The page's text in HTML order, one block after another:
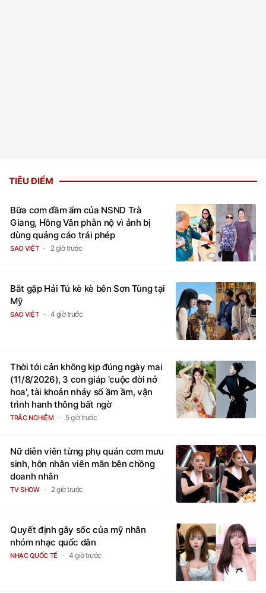
TIÊU ĐIỂM
Bữa cơm đầm ấm của NSND Trà
Giang, Hồng Vân phẫn nộ vì ảnh bị
dùng quảng cáo trái phép
SAO VIỆT 2 giờ trước
Bắt gặp Hải Tú kè kè bên Sơn Tùng tại
Mỹ
SAO VIỆT 4 giờ trước
Thời tới cản không kịp đúng ngày mai
(11/8/2026), 3 con giáp 'cuộc đời nở
hoa', tài khoản nhảy số ầm ầm, vận
trình hanh thông bất ngờ
TRẮC NGHIỆM 5 giờ trước
Nữ diễn viên từng phụ quán cơm mưu
sinh, hôn nhân viên mãn bên chồng
doanh nhân
TV SHOW 2 giờ trước
Quyết định gây sốc của mỹ nhân
nhóm nhạc quốc dân
NHẠC QUỐC TẾ 4 giờ trước